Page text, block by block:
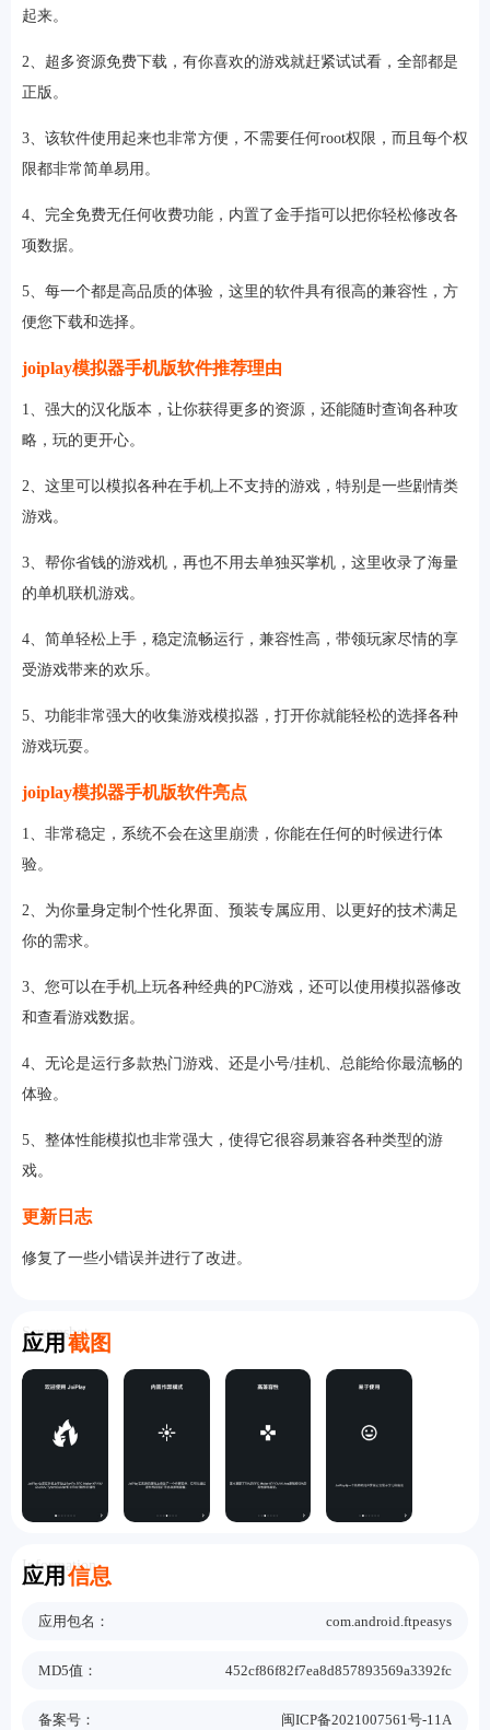
起来。
2、超多资源免费下载，有你喜欢的游戏就赶紧试试看，全部都是
正版。
3、该软件使用起来也非常方便，不需要任何root权限，而且每个权
限都非常简单易用。
4、完全免费无任何收费功能，内置了金手指可以把你轻松修改各
项数据。
5、每一个都是高品质的体验，这里的软件具有很高的兼容性，方
便您下载和选择。
joiplay模拟器手机版软件推荐理由
1、强大的汉化版本，让你获得更多的资源，还能随时查询各种攻
略，玩的更开心。
2、这里可以模拟各种在手机上不支持的游戏，特别是一些剧情类
游戏。
3、帮你省钱的游戏机，再也不用去单独买掌机，这里收录了海量
的单机联机游戏。
4、简单轻松上手，稳定流畅运行，兼容性高，带领玩家尽情的享
受游戏带来的欢乐。
5、功能非常强大的收集游戏模拟器，打开你就能轻松的选择各种
游戏玩耍。
joiplay模拟器手机版软件亮点
1、非常稳定，系统不会在这里崩溃，你能在任何的时候进行体
验。
2、为你量身定制个性化界面、预装专属应用、以更好的技术满足
你的需求。
3、您可以在手机上玩各种经典的PC游戏，还可以使用模拟器修改
和查看游戏数据。
4、无论是运行多款热门游戏、还是小号/挂机、总能给你最流畅的
体验。
5、整体性能模拟也非常强大，使得它很容易兼容各种类型的游
戏。
更新日志
修复了一些小错误并进行了改进。
应用 截图
Screenshot
应用 信息
Information
应用包名： com.android.ftpeasys
MD5值： 452cf86f82f7ea8d857893569a3392fc
备案号： 闽ICP备2021007561号-11A